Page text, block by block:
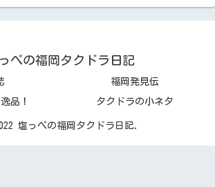
ぺの福岡タクドラ日記
福岡発見伝
品！ タクドラの小ネタ
塩っぺの福岡タクドラ日記.